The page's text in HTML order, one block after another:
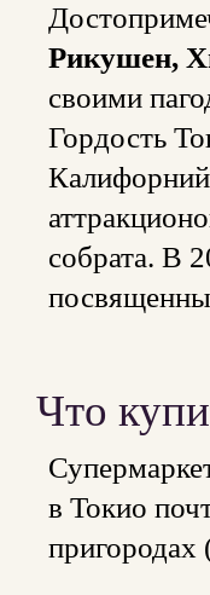
Рикушен,
своими
Гордость
собрата. В
Что
в Токио